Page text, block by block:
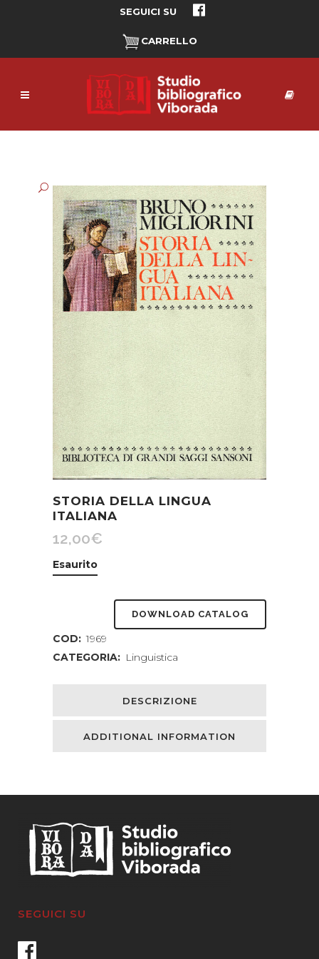
SEGUICI SU
CARRELLO
STORIA DELLA LINGUA
ITALIANA
12,00€
Esaurito
DOWNLOAD CATALOG
COD: 1969
CATEGORIA: Linguistica
DESCRIZIONE
ADDITIONAL INFORMATION
SEGUICI SU